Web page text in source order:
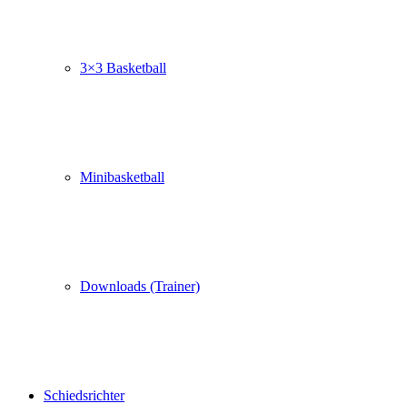
3×3 Basketball
Minibasketball
Downloads (Trainer)
Schiedsrichter